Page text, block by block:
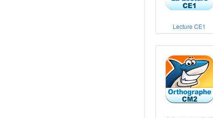
Lecture CE1